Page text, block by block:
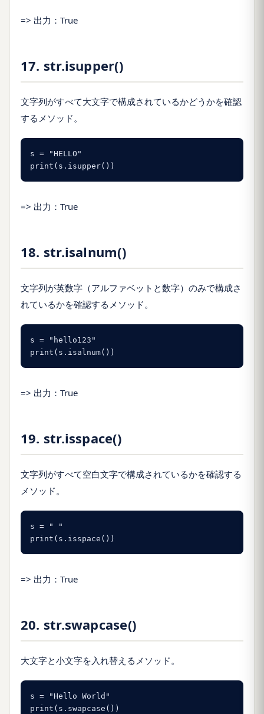
=> 出力：True
17. str.isupper()
文字列がすべて大文字で構成されているかどうかを確認
するメソッド。
s = "HELLO"
print(s.isupper())
=> 出力：True
18. str.isalnum()
文字列が英数字（アルファベットと数字）のみで構成さ
れているかを確認するメソッド。
s = "hello123"
print(s.isalnum())
=> 出力：True
19. str.isspace()
文字列がすべて空白文字で構成されているかを確認する
メソッド。
s = " "
print(s.isspace())
=> 出力：True
20. str.swapcase()
大文字と小文字を入れ替えるメソッド。
s = "Hello World"
print(s.swapcase())